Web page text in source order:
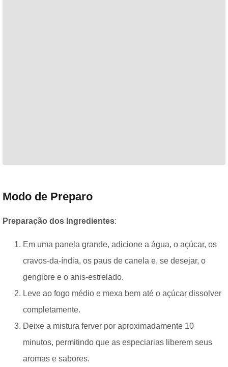
Modo de Preparo
Preparação dos Ingredientes:
Em uma panela grande, adicione a água, o açúcar, os
cravos-da-índia, os paus de canela e, se desejar, o
gengibre e o anis-estrelado.
Leve ao fogo médio e mexa bem até o açúcar dissolver
completamente.
Deixe a mistura ferver por aproximadamente 10
minutos, permitindo que as especiarias liberem seus
aromas e sabores.